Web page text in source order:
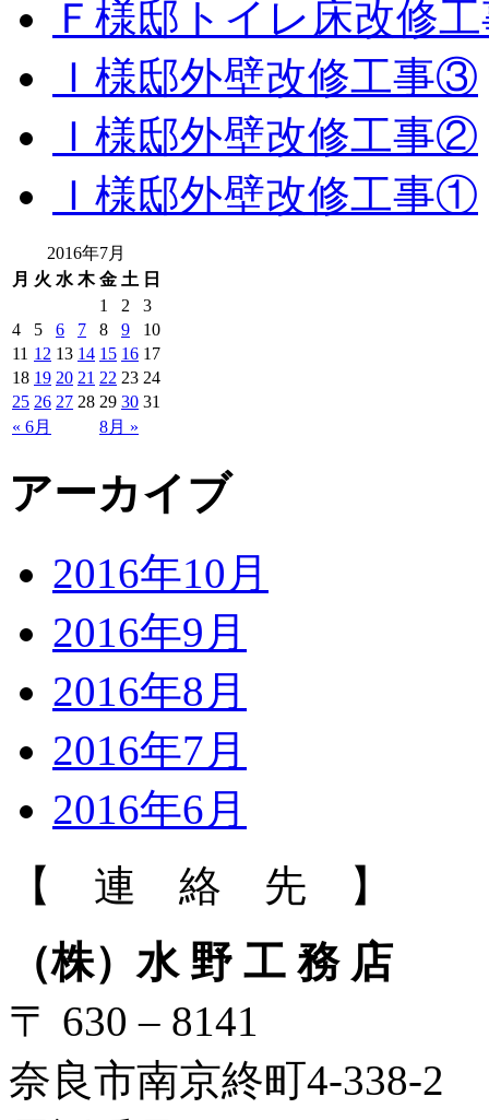
Ｆ様邸トイレ床改修
Ｉ様邸外壁改修工事③
Ｉ様邸外壁改修工事②
Ｉ様邸外壁改修工事①
2016年7月
月 火 水 木 金 土 日
« 6月 8月 »
1 2
3
4
5 6 7 8 9
10
11 12 13 14 15 16 17
18 19 20 21 22 23 24
25 26 27 28 29 30 31
アーカイブ
2016年10月
2016年9月
2016年8月
2016年7月
2016年6月
【 連 絡 先 】
（株）水 野 工 務 店
〒 630 – 8141
奈良市南京終町4-338-2